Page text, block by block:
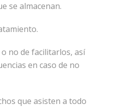
se almacenan.
no de facilitarlos, así
en caso de no
que asisten a todo